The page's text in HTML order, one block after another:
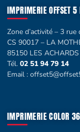
IMPRIMERIE OFFSET 5
Zone d’activité – 3 rue
CS 90017 – LA
85150 LES ACHARDS
Tél. 02 51 94 79 14
Email :
IMPRIMERIE COLOR 36